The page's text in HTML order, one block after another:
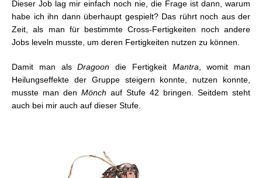
Dieser Job lag mir einfach noch nie, die Frage ist dann, warum
habe ich ihn dann überhaupt gespielt? Das rührt noch aus der
Zeit, als man für bestimmte Cross-Fertigkeiten noch andere
Jobs leveln musste, um deren Fertigkeiten nutzen zu können.
Damit man alsDragoon die Fertigkeit Mantra, womit man
Heilungseffekte der Gruppe steigern konnte, nutzen konnte,
musste man den Mönch auf Stufe 42 bringen. Seitdem steht
auch bei mir auch auf dieser Stufe.